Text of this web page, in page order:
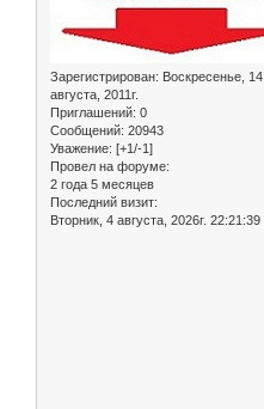
Зарегистрирован: Воскресенье, 14
августа, 2011г.
Приглашений: 0
Сообщений: 20943
Уважение: [+1/-1]
Провел на форуме:
2 года 5 месяцев
Последний визит:
Вторник, 4 августа, 2026г. 22:21:39